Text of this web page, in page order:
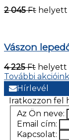
2 045 Ft helyett
Vászon
4 225 Ft helyett
További
Hírlevél
Iratkozzon fel
Az Ön neve:
Email cím:
Kapcsolat: